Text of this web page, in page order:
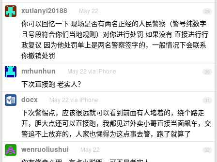
29
xutianyi20188 May 22
你可以回忆一下 现场是否有两名正经的人民警察（警号纯数字
且号段符合你们当地规则）对你进行处罚 如果没有 直接进行行
政复议 因为他处罚单上是两名警察签字的，一般情况下会联系
你撤销处罚
30
mrhunhun May 22 via iPhone
下次直接跑 老实人？
31
docx May 22 via iPhone
下次警惕点，应该很远就可以看到前面有人堵着的，绕个路走
开，胆大点还可以直接跑，我都见过外卖小哥直接当面飙车，交
警追不上放弃的，人家也懒得为这点事去管，跑了就算了
32
wenruoliushui May 22